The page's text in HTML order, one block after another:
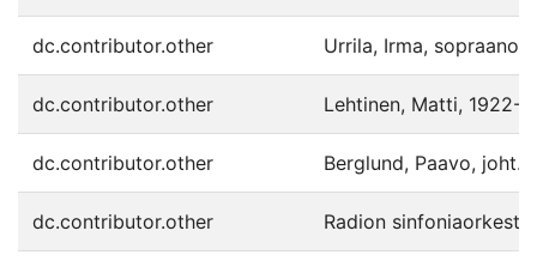
dc.contributor.other Urrila, Irma, sopraano.
dc.contributor.other Lehtinen, Matti, 1922-
dc.contributor.other Berglund, Paavo, joht.
dc.contributor.other Radion